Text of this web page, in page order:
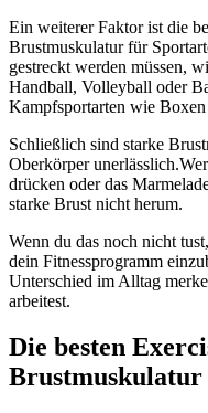
Ein weiterer Faktor ist die
Brustmuskulatur für
gestreckt werden müssen,
Handball, Volleyball oder
Kampfsportarten wie
Schließlich sind starke
Oberkörper
drücken oder das
starke Brust nicht herum.
Wenn du das noch nicht
dein Fitnessprogramm
Unterschied im Alltag
arbeitest.
Die besten
Brustmuskulatur